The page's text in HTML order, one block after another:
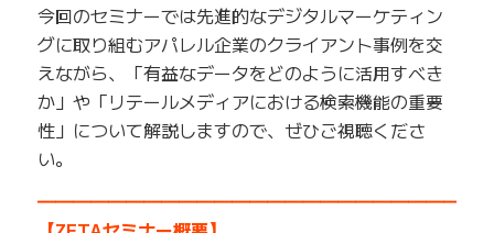
今回のセミナーでは先進的なデジタルマーケティン
グに取り組むアパレル企業のクライアント事例を交
えながら、「有益なデータをどのように活用すべき
か」や「リテールメディアにおける検索機能の重要
性」について解説しますので、ぜひご視聴くださ
い。